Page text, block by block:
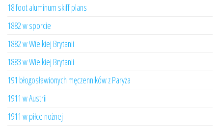
18 foot aluminum skiff plans
1882 w sporcie
1882 w Wielkiej Brytanii
1883 w Wielkiej Brytanii
191 błogosławionych męczenników z Paryża
1911 w Austrii
1911 w piłce nożnej